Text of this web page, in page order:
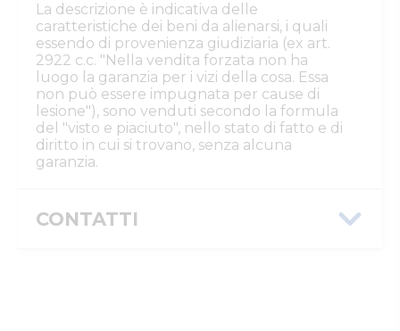
La descrizione è indicativa delle
caratteristiche dei beni da alienarsi, i quali
essendo di provenienza giudiziaria (ex art.
2922 c.c. "Nella vendita forzata non ha
luogo la garanzia per i vizi della cosa. Essa
non può essere impugnata per cause di
lesione"), sono venduti secondo la formula
del "visto e piaciuto", nello stato di fatto e di
diritto in cui si trovano, senza alcuna
garanzia.
CONTATTI